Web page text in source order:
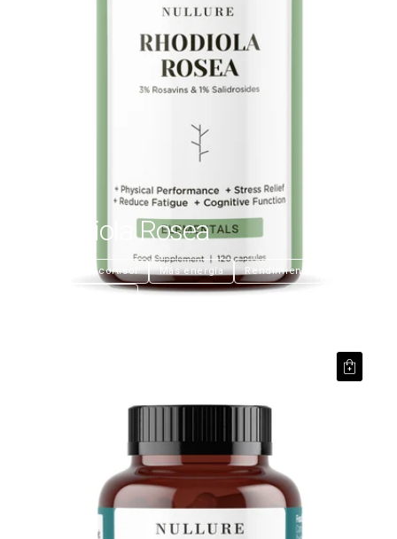
Rodhiola Rosea
Regula el cortisol Más energía Rendimiento